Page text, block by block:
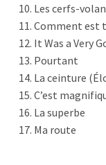
Les cerfs-
Comment est
It Was a Very
Pourtant
La ceinture
C’est
La superbe
Ma route